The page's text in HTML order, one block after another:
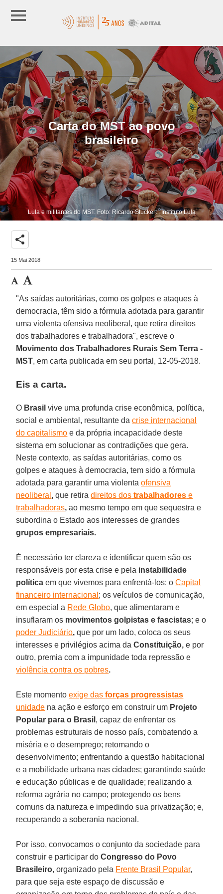
Carta do MST ao povo
brasileiro
Lula e militantes do MST. Foto: Ricardo Stuckert | Instituto Lula
share
15 Mai 2018
"As saídas autoritárias, como os golpes e ataques à
democracia, têm sido a fórmula adotada para garantir
uma violenta ofensiva neoliberal, que retira direitos
dos trabalhadores e trabalhadora", escreve o
Movimento dos Trabalhadores Rurais Sem Terra -
MST, em carta publicada em seu portal, 12-05-2018.
Eis a carta.
O Brasil vive uma profunda crise econômica, política,
social e ambiental, resultante dacrise internacional
do capitalismo e da própria incapacidade deste
sistema em solucionar as contradições que gera.
Neste contexto, as saídas autoritárias, como os
golpes e ataques à democracia, tem sido a fórmula
adotada para garantir uma violentaofensiva
neoliberal , que retiradireitos dos trabalhadores e
trabalhadoras, ao mesmo tempo em que sequestra e
subordina o Estado aos interesses de grandes
grupos empresariais.
É necessário ter clareza e identificar quem são os
responsáveis por esta crise e pela instabilidade
política em que vivemos para enfrentá-los: oCapital
financeiro internacional ; os veículos de comunicação,
em especial a Rede Globo, que alimentaram e
insuflaram os movimentos golpistas e fascistas; e o
poder Judiciário, que por um lado, coloca os seus
interesses e privilégios acima daConstituição, e por
outro, premia com a impunidade toda repressão e
violência contra os pobres.
Este momentoexige dasforças progressistas
unidade na ação e esforço em construir um Projeto
Popular para o Brasil , capaz de enfrentar os
problemas estruturais de nosso país, combatendo a
miséria e o desemprego; retomando o
desenvolvimento; enfrentando a questão habitacional
e a mobilidade urbana nas cidades; garantindo saúde
e educação públicas e de qualidade; realizando a
reforma agrária no campo; protegendo os bens
comuns da natureza e impedindo sua privatização; e,
recuperando a soberania nacional.
Por isso, convocamos o conjunto da sociedade para
construir e participar doCongresso do Povo
Brasileiro, organizado pela Frente Brasil Popular,
para que seja este espaço de discussão e